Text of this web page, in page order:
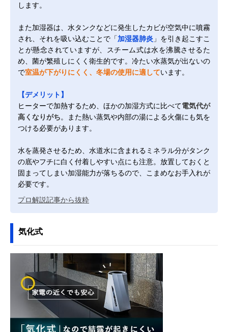
します。
また加湿器は、水タンクなどに発生したカビが空気中に噴霧
され、それを吸い込むことで「加湿器肺炎 」を引き起こすこ
とが懸念されていますが、スチーム式は水を沸騰させるた
め、菌が繁殖しにくく衛生的です。冷たい水蒸気が出ないの
で室温が下がりにくく、冬場の使用に適しています。
【デメリット】
ヒーターで加熱するため、ほかの加湿方式に比べて電気代が
高くなりがち。また熱い蒸気や内部の湯による火傷にも気を
つける必要があります。
水を蒸発させるため、水道水に含まれるミネラル分がタンク
の底やフチに白く付着しやすい点にも注意。放置しておくと
固まってしまい加湿能力が落ちるので、こまめなお手入れが
必要です。
プロ解説記事から抜粋
気化式